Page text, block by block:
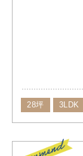
28坪 3LDK